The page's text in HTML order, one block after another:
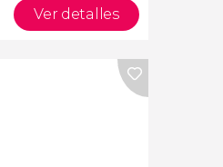
Ver detalles